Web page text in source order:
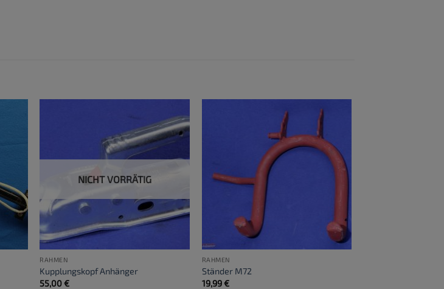
NICHT VORRÄTIG
RAHMEN
Kupplungskopf Anhänger
55,00€
RAHMEN
Ständer M72
19,99€